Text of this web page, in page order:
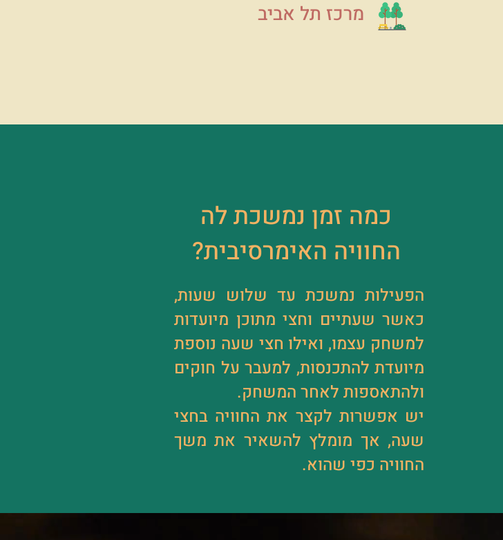
מרכז תל אביב
כמה זמן נמשכת לה
החוויה האימרסיבית?
הפעילות נמשכת עד שלוש שעות,
כאשר שעתיים וחצי מתוכן מיועדות
למשחק עצמו, ואילו חצי שעה נוספת
מיועדת להתכנסות, למעבר על חוקים
ולהתאספות לאחר המשחק.
יש אפשרות לקצר את החוויה בחצי
שעה, אך מומלץ להשאיר את משך
החוויה כפי שהוא.